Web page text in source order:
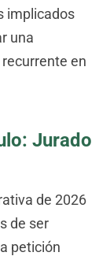
implicados
una
en
Jurado
de 2026
de ser
petición